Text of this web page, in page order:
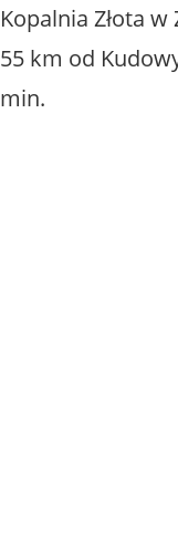
Kopalnia Złota w
55 km od
min.